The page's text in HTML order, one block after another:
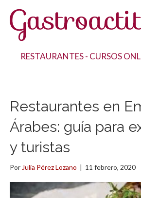
RESTAURANTES- CURSOS
Restaurantes en
Árabes: guía para
y turistas
Por Julia Pérez Lozano | 11 febrero, 2020